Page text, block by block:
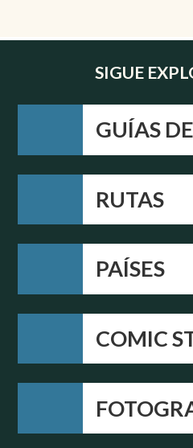
SIGUE
GUÍAS
RUTAS
PAÍSES
COMIC